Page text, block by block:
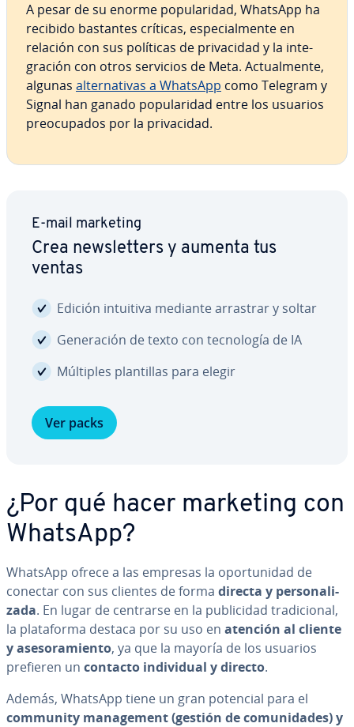
A pesar de su enorme po­pu­la­ri­dad, WhatsApp ha
recibido bastantes críticas, es­pe­cia­l­me­n­te en
relación con sus políticas de pri­va­ci­dad y la in­te­
gra­ción con otros servicios de Meta. Ac­tua­l­me­n­te,
algunas al­te­r­na­ti­vas a WhatsApp como Telegram y
Signal han ganado po­pu­la­ri­dad entre los usuarios
preo­cu­pa­dos por la pri­va­ci­dad.
E-mail marketing
Crea ne­w­s­le­t­te­rs y aumenta tus
ventas
Edición intuitiva mediante arrastrar y soltar
Ge­ne­ra­ción de texto con te­c­no­lo­gía de IA
Múltiples pla­n­ti­llas para elegir
Ver packs
¿Por qué hacer marketing con
WhatsApp?
WhatsApp ofrece a las empresas la opo­r­tu­ni­dad de
conectar con sus clientes de forma directa y pe­r­so­na­li­
za­da. En lugar de centrarse en la pu­bli­ci­dad tra­di­cio­nal,
la pla­ta­fo­r­ma destaca por su uso en atención al cliente
y ase­so­ra­mie­n­to, ya que la mayoría de los usuarios
prefieren un contacto in­di­vi­dual y directo.
Además, WhatsApp tiene un gran potencial para el
community ma­na­ge­me­nt (gestión de co­mu­ni­da­des) y